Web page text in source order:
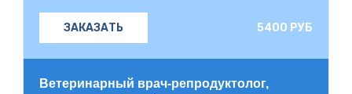
ЗАКАЗАТЬ 5400 РУБ
Ветеринарный врач-репродуктолог,